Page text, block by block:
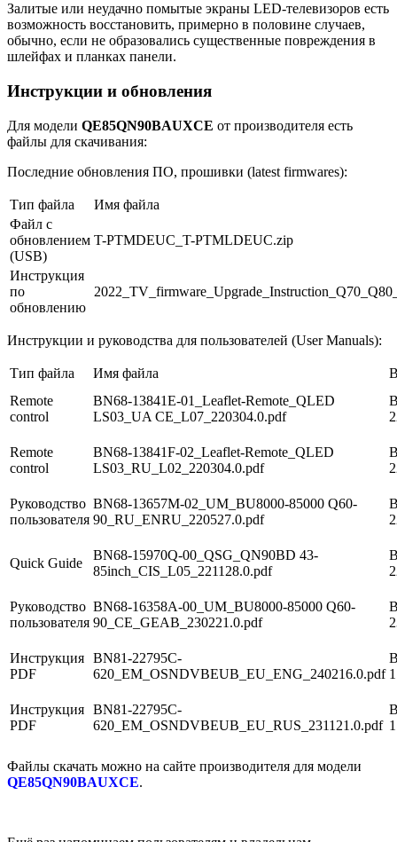
Залитые или неудачно помытые экраны LED-телевизоров есть
возможность восстановить, примерно в половине случаев,
обычно, если не образовались существенные повреждения в
шлейфах и планках панели.
Инструкции и обновления
Для модели QE85QN90BAUXCE от производителя есть
файлы для скачивания:
Последние обновления ПО, прошивки (latest firmwares):
Тип файла
Имя файла
Файл с
обновлением
(USB)
T-PTMDEUC_T-PTMLDEUC.zip
Инструкция
по
обновлению
Инструкции и руководства для пользователей (User Manuals):
Тип файла Имя файла
Remote
control
BN68-13841E-01_Leaflet-Remote_QLED
LS03_UA CE_L07_220304.0.pdf
Remote
control
BN68-13841F-02_Leaflet-Remote_QLED
LS03_RU_L02_220304.0.pdf
Руководство
пользователя
BN68-13657M-02_UM_BU8000-85000 Q60-
90_RU_ENRU_220527.0.pdf
Quick Guide
BN68-15970Q-00_QSG_QN90BD 43-
85inch_CIS_L05_221128.0.pdf
Руководство
пользователя
BN68-16358A-00_UM_BU8000-85000 Q60-
90_CE_GEAB_230221.0.pdf
Инструкция
PDF
BN81-22795C-
620_EM_OSNDVBEUB_EU_ENG_240216.0.pdf
Инструкция
PDF
BN81-22795C-
620_EM_OSNDVBEUB_EU_RUS_231121.0.pdf
Файлы скачать можно на сайте производителя для модели
QE85QN90BAUXCE.